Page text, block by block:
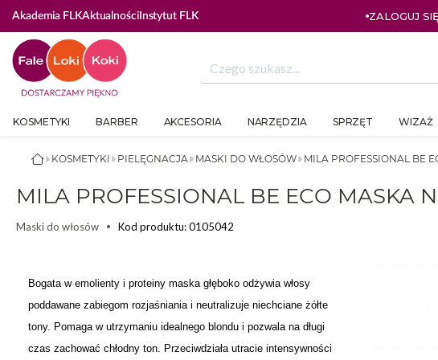
Akademia FLKAktualnościInstytut FLK
ZALOGUJ SIĘ ABY SKORZYSTAĆ Z BEAUTY COINÓW
KOSMETYKI BARBER AKCESORIA NARZĘDZIA SPRZĘT WIZAŻ
MILA PROFESSIONAL BE
MASKI DO WŁOSÓW
PIELĘGNACJA
KOSMETYKI
MILA PROFESSIONAL BE ECO MASKA
Maski do włosów Kod produktu: 0105042
Bogata w emolienty i proteiny maska głęboko odżywia włosy
poddawane zabiegom rozjaśniania i neutralizuje niechciane żółte
tony. Pomaga w utrzymaniu idealnego blondu i pozwala na długi
czas zachować chłodny ton. Przeciwdziała utracie intensywności